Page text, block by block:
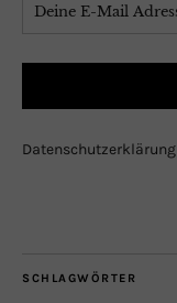
Datenschutzerklärung
SCHLAGWÖRTER